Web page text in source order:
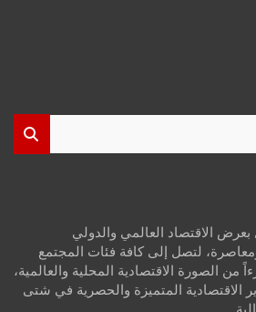
الاقتصاد العالمي والدولي
لتصل إلى كافة فئات المجتمع
من الصورة الاقتصادية المحلية والعالمية،
الاقتصادية المتميزة والحصرية في شتى